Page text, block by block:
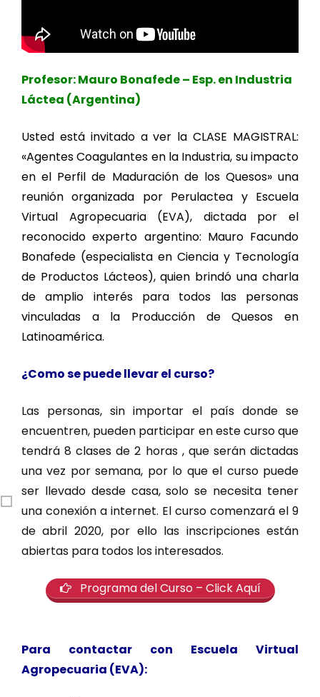
Profesor: Mauro Bonafede – Esp. en Industria
Láctea (Argentina)
Usted está invitado a ver la CLASE MAGISTRAL:
«Agentes Coagulantes en la Industria, su impacto
en el Perfil de Maduración de los Quesos» una
reunión organizada por Perulactea y Escuela
Virtual Agropecuaria (EVA), dictada por el
reconocido experto argentino: Mauro Facundo
Bonafede (especialista en Ciencia y Tecnología
de Productos Lácteos), quien brindó una charla
de amplio interés para todos las personas
vinculadas a la Producción de Quesos en
Latinoamérica.
¿Como se puede llevar el curso?
Las personas, sin importar el país donde se
encuentren, pueden participar en este curso que
tendrá 8 clases de 2 horas , que serán dictadas
una vez por semana, por lo que el curso puede
ser llevado desde casa, solo se necesita tener
una conexión a internet. El curso comenzará el 9
de abril 2020, por ello las inscripciones están
abiertas para todos los interesados.
Programa del Curso – Click Aquí
Para contactar con Escuela Virtual
Agropecuaria (EVA):